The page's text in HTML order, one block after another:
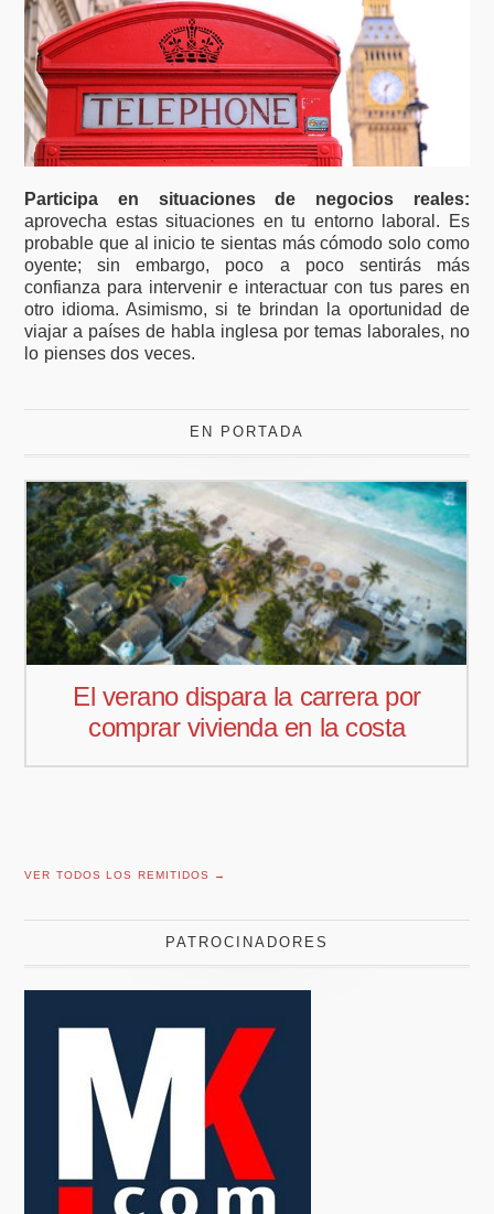
Participa en situaciones de negocios reales:
aprovecha estas situaciones en tu entorno laboral. Es
probable que al inicio te sientas más cómodo solo como
oyente; sin embargo, poco a poco sentirás más
confianza para intervenir e interactuar con tus pares en
otro idioma. Asimismo, si te brindan la oportunidad de
viajar a países de habla inglesa por temas laborales, no
lo pienses dos veces.
EN PORTADA
Pedro Aguiar nuevo responsable
comercial para Offcoustic Iberia
VER TODOS LOS REMITIDOS →
PATROCINADORES